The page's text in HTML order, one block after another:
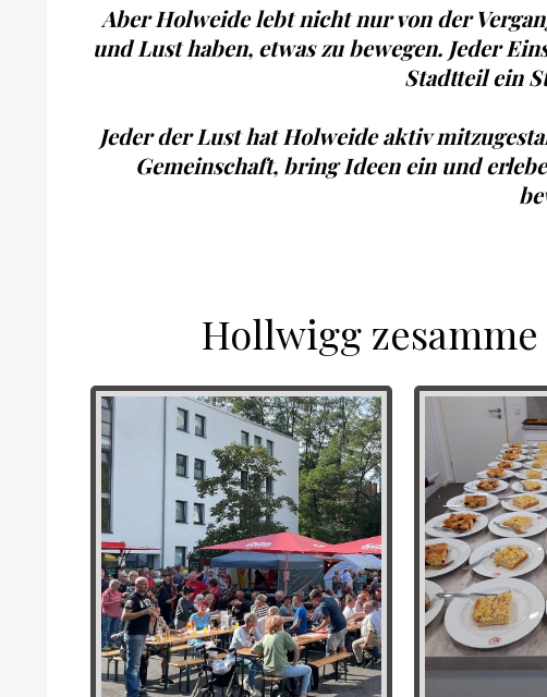
Aber Holweide lebt nicht nur von der
und Lust haben, etwas zu bewegen. Jeder
Stadtteil ein
Jeder der Lust hat Holweide aktiv
Gemeinschaft, bring Ideen ein und
Hollwigg